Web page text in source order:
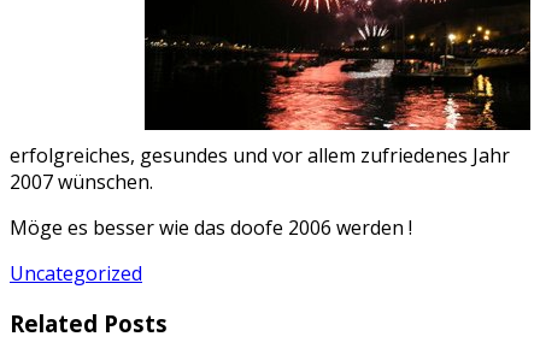
erfolgreiches, gesundes und vor allem zufriedenes Jahr
2007 wünschen.
Möge es besser wie das doofe 2006 werden !
Uncategorized
Related Posts